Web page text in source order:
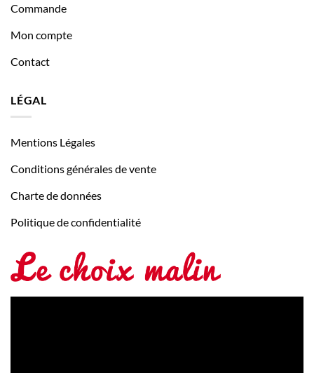
Commande
Mon compte
Contact
LÉGAL
Mentions Légales
Conditions générales de vente
Charte de données
Politique de confidentialité